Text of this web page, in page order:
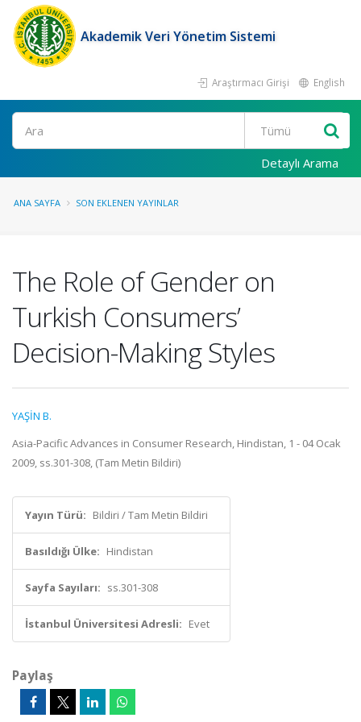
Akademik Veri Yönetim Sistemi
Araştırmacı Girişi English
Ara
Detaylı Arama
ANA SAYFA SON EKLENEN YAYINLAR
The Role of Gender on
Turkish Consumers’
Decision-Making Styles
YAŞİN B.
Asia-Pacific Advances in Consumer Research, Hindistan, 1 - 04 Ocak
2009, ss.301-308, (Tam Metin Bildiri)
Yayın Türü: Bildiri / Tam Metin Bildiri
Basıldığı Ülke: Hindistan
Sayfa Sayıları: ss.301-308
İstanbul Üniversitesi Adresli: Evet
Paylaş